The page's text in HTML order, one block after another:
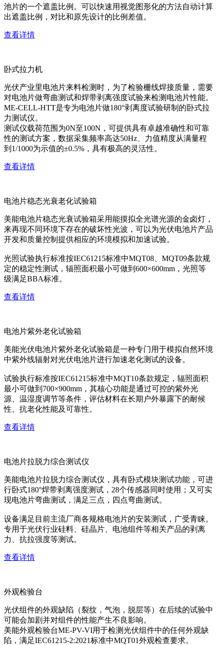
池片的一个遮盖比例。可以快速用视觉图形化的方法自动计算
出遮盖比例，对比和原先设计的比例差值。
查看详情
卧式拉力机
光伏产业里电池片来料检测时，为了检验栅线焊接质量，需要
对电池片做弯曲测试和焊带剥离强度试验来检测电池片性能。
ME-CELL-HTT是专为电池片做180°剥离度试验研制的卧式拉
力测试仪。
测试仪载荷范围为0N至100N，可提供具有卓越准确性和可靠
性的测试方案，数据采集频率高达50Hz、力值精度从满量程
到1/1000为示值的±0.5%，具有极高的灵活性。
查看详情
电池片稳态光衰老化试验箱
美能电池片稳态光衰试验箱采用能摸拟全光谱光源的金卤灯，
来再现不同环境下存在的破坏性光波，可以为光伏电池片产品
开发和质量控制提供相应的环境模拟和加速试验。
光照试验执行标准按IEC61215标准中MQT08、MQT09条款规
定的稳定性测试，辐照面积最小可做到600×600mm，光照等
级满足BBA标准。
查看详情
电池片紫外老化试验箱
美能光伏电池片紫外老化试验箱是一种专门用于模拟自然环境
中紫外线辐射对光伏电池片进行加速老化测试的设备。
试验执行标准按IEC61215标准中MQT10条款规定，辐照面积
最小可做到700×900mm，其核心功能是通过可控的紫外光
源、温湿度调节等条件，评估材料在长期户外暴露下的耐候
性、抗老化性能及可靠性。
查看详情
电池片拉脱力综合测试仪
美能电池片拉脱力综合测试仪，具有卧式模块测试功能，可进
行卧式180°焊带剥离强度测试，28个传感器同时使用；又可实
现电池片弯曲测试，满足三点，四点弯曲测试。
设备满足目前主流厂商各规格电池片的安装测试，广受青睐。
专用于光伏行业硅料、硅晶片、电池组件等相关产品的剥离
力、抗拉强度等测试。
查看详情
外观检验台
光伏组件的外观缺陷（裂纹，气泡，脱层等）在后续的试验中
可能会加剧并对组件的性能产生不良影响。
美能外观检验台ME-PV-VI用于检测光伏组件中的任何外观缺
陷，满足IEC61215-2:2021标准中MQT01外观检查要求。